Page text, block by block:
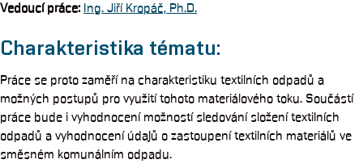
Vedoucí práce: Ing. Jiří Kropáč, Ph.D.
Charakteristika tématu:
Práce se proto zaměří na charakteristiku textilních odpadů a
možných postupů pro využití tohoto materiálového toku. Součástí
práce bude i vyhodnocení možností sledování složení textilních
odpadů a vyhodnocení údajů o zastoupení textilních materiálů ve
směsném komunálním odpadu.